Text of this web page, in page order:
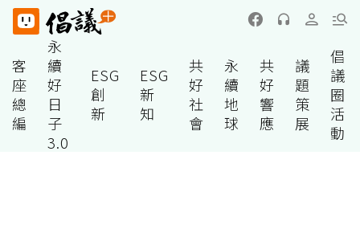
客
座
總
編
永
續
好
日
子
3.0
ESG
創
新
ESG
新
知
共
好
社
會
永
續
地
球
共
好
響
應
議
題
策
展
倡
議
圈
活
動